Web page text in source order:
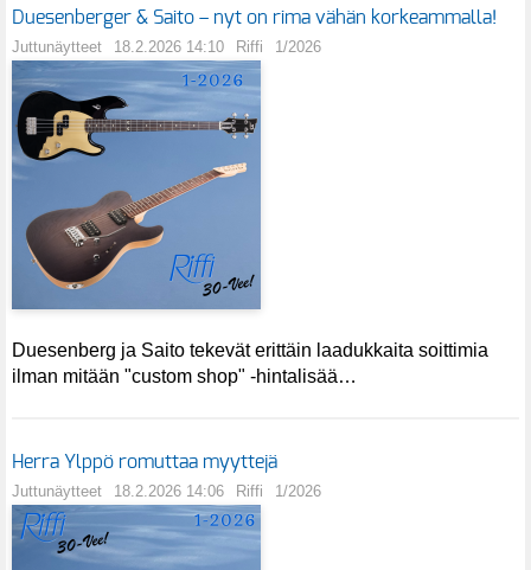
Duesenberger & Saito – nyt on rima vähän korkeammalla!
Juttunäytteet 18.2.2026 14:10 Riffi 1/2026
Duesenberg ja Saito tekevät erittäin laadukkaita soittimia
ilman mitään "custom shop" -hintalisää…
Herra Ylppö romuttaa myyttejä
Juttunäytteet 18.2.2026 14:06 Riffi 1/2026